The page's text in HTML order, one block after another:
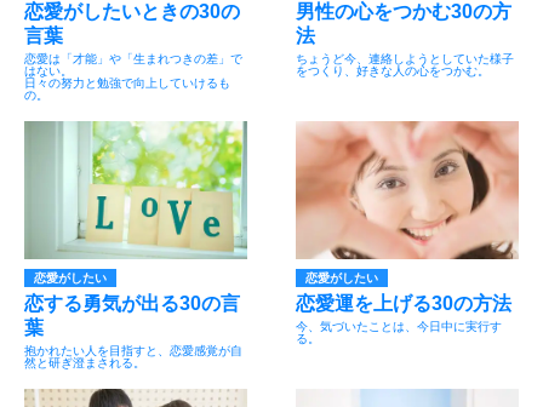
恋愛がしたいときの30の
言葉
恋愛は「才能」や「生まれつきの差」で
はない。
日々の努力と勉強で向上していけるも
の。
男性の心をつかむ30の方
法
ちょうど今、連絡しようとしていた様子
をつくり、好きな人の心をつかむ。
恋愛がしたい
恋する勇気が出る30の言
葉
抱かれたい人を目指すと、恋愛感覚が自
然と研ぎ澄まされる。
恋愛がしたい
恋愛運を上げる30の方法
今、気づいたことは、今日中に実行す
る。